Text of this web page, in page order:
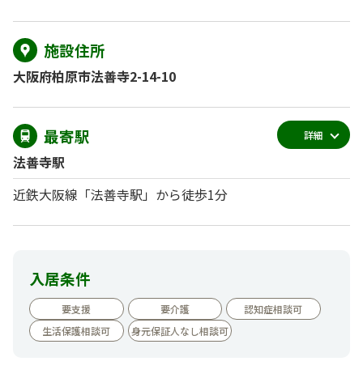
施設住所
大阪府柏原市法善寺2-14-10
最寄駅
法善寺駅
近鉄大阪線「法善寺駅」から徒歩1分
詳細
入居条件
要支援 要介護
認知症相談可
生活保護相談可
身元保証人なし相談可